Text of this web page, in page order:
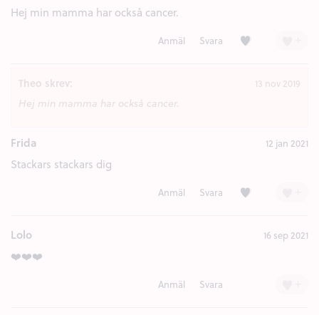
Hej min mamma har också cancer.
Anmäl Svara Kärlek (1)
Theo skrev: 13 nov 2019
Hej min mamma har också cancer.
Frida 12 jan 2021
Stackars stackars dig
Anmäl Svara Kärlek (1)
Lolo 16 sep 2021
❤️❤️❤️
Anmäl Svara